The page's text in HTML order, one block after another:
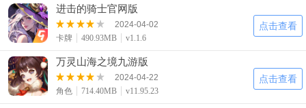
进击的骑士官网版
2024-04-02
卡牌
490.93MB v1.1.6
点击查看
万灵山海之境九游版
2024-04-22
角色
714.40MB v11.95.23
点击查看